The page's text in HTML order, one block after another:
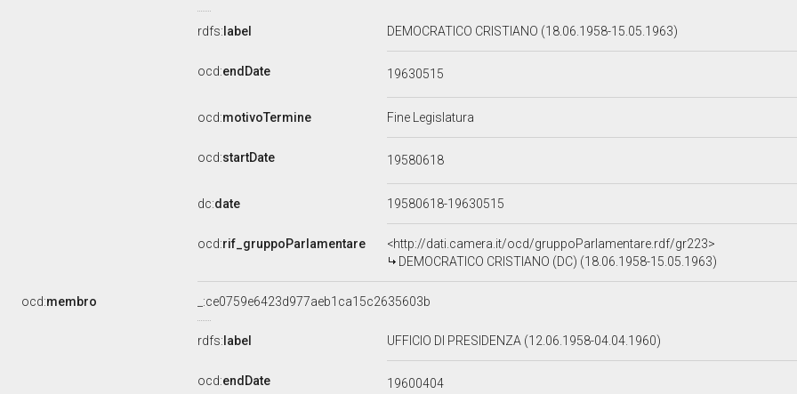
rdfs: label DEMOCRATICO CRISTIANO (18.06.1958-15.05.1963)
ocd:endDate 19630515
ocd:motivoTermine Fine Legislatura
ocd:startDate 19580618
dc:date 19580618-19630515
ocd:rif_gruppoParlamentare
<http://dati.camera.it/ocd/gruppoParlamentare.rdf/gr223>
DEMOCRATICO CRISTIANO (DC) (18.06.1958-15.05.1963)
ocd:membro _:ce0759e6423d977aeb1ca15c2635603b
rdfs: label UFFICIO DI PRESIDENZA (12.06.1958-04.04.1960)
ocd:endDate 19600404